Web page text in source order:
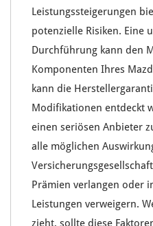
Leistungssteigerungen
potenzielle Risiken. Eine
Durchführung kann den
Komponenten Ihres
kann die
Modifikationen entdeckt
einen seriösen Anbieter
alle möglichen
Prämien verlangen oder
Leistungen verweigern.
zieht, sollte diese